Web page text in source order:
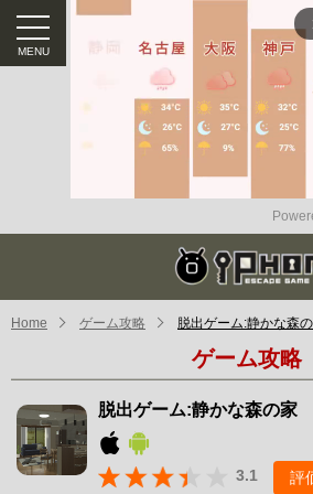
Home ゲーム攻略 脱出ゲーム:静かな森
ゲーム攻略
脱出ゲーム:静かな森の家
3.1 評